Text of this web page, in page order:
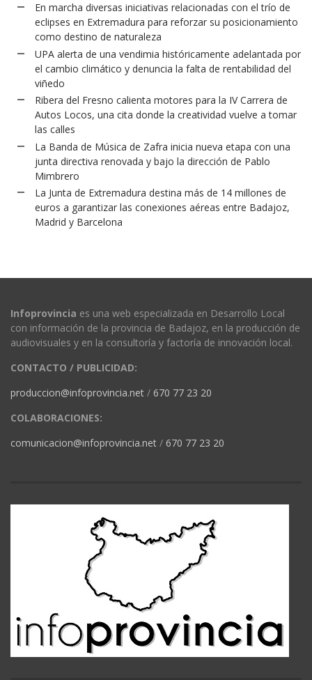
En marcha diversas iniciativas relacionadas con el trío de
eclipses en Extremadura para reforzar su posicionamiento
como destino de naturaleza
UPA alerta de una vendimia históricamente adelantada por
el cambio climático y denuncia la falta de rentabilidad del
viñedo
Ribera del Fresno calienta motores para la IV Carrera de
Autos Locos, una cita donde la creatividad vuelve a tomar
las calles
La Banda de Música de Zafra inicia nueva etapa con una
junta directiva renovada y bajo la dirección de Pablo
Mimbrero
La Junta de Extremadura destina más de 14 millones de
euros a garantizar las conexiones aéreas entre Badajoz,
Madrid y Barcelona
Infoprovincia es una web especializada en Desarrollo Local
con información de la provincia de Badajoz, en la producción de
audiovisuales y en la consultoría y factoría de innovación local.
CONTACTO / PUBLICIDAD:
produccion@infoprovincia.net / 670 77 23 20
COLABORACIONES:
comunicacion@infoprovincia.net / 670 77 23 20